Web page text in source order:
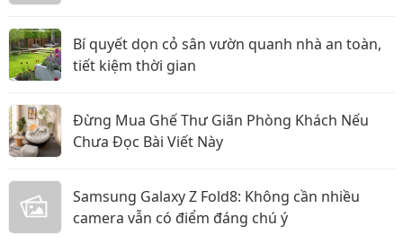
Bí quyết dọn cỏ sân vườn quanh nhà an toàn,
tiết kiệm thời gian
Đừng Mua Ghế Thư Giãn Phòng Khách Nếu
Chưa Đọc Bài Viết Này
Samsung Galaxy Z Fold8: Không cần nhiều
camera vẫn có điểm đáng chú ý